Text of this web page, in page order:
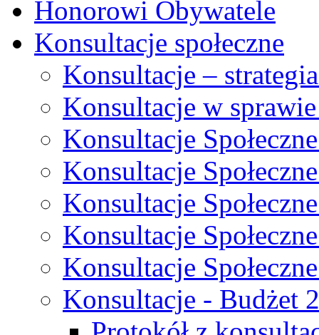
Honorowi Obywatele
Konsultacje społeczne
Konsultacje –
Konsultacje w
Konsultacje
Konsultacje
Konsultacje
Konsultacje
Konsultacje
Konsultacje - Budżet